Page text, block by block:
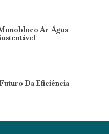
Ar-Água
Da Eficiência